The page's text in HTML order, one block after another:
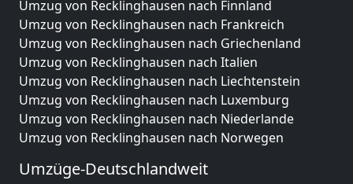
Umzug von Recklinghausen nach Finnland
Umzug von Recklinghausen nach Frankreich
Umzug von Recklinghausen nach Griechenland
Umzug von Recklinghausen nach Italien
Umzug von Recklinghausen nach Liechtenstein
Umzug von Recklinghausen nach Luxemburg
Umzug von Recklinghausen nach Niederlande
Umzug von Recklinghausen nach Norwegen
Umzüge-Deutschlandweit